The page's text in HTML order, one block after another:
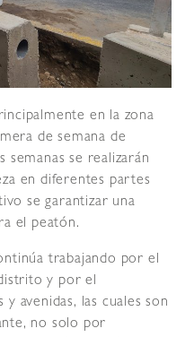
en la zona
de semana de
semanas se realizarán
en diferentes partes
se garantizar una
el peatón.
trabajando por el
y por el
avenidas, las cuales son
no solo por